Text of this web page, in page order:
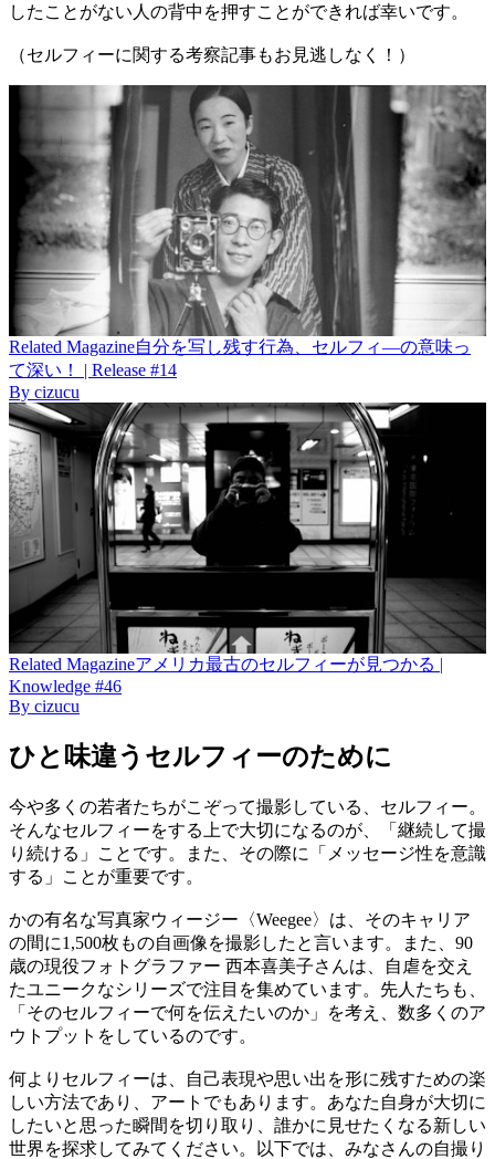
したことがない人の背中を押すことができれば幸いです。
（セルフィーに関する考察記事もお見逃しなく！）
Related Magazine自分を写し残す行為、セルフィ―の意味っ
て深い！ | Release #14
By cizucu
Related Magazineアメリカ最古のセルフィーが見つかる |
Knowledge #46
By cizucu
ひと味違うセルフィーのために
今や多くの若者たちがこぞって撮影している、セルフィー。
そんなセルフィーをする上で大切になるのが、「継続して撮
り続ける」ことです。また、その際に「メッセージ性を意識
する」ことが重要です。
かの有名な写真家ウィージー〈Weegee〉は、そのキャリア
の間に1,500枚もの自画像を撮影したと言います。また、90
歳の現役フォトグラファー 西本喜美子さんは、自虐を交え
たユニークなシリーズで注目を集めています。先人たちも、
「そのセルフィーで何を伝えたいのか」を考え、数多くのア
ウトプットをしているのです。
何よりセルフィーは、自己表現や思い出を形に残すための楽
しい方法であり、アートでもあります。あなた自身が大切に
したいと思った瞬間を切り取り、誰かに見せたくなる新しい
世界を探求してみてください。以下では、みなさんの自撮り